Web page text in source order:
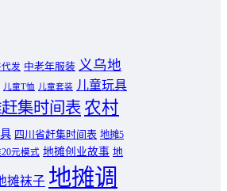
发 中老年服装 义乌地
儿童T恤 儿童套装 儿童玩具
集时间表 农村
四川省赶集时间表 地摊5
元模式 地摊创业故事 地
摊袜子 地摊调